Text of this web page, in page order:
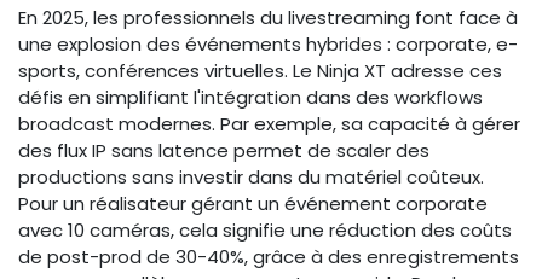
En 2025, les professionnels du livestreaming font face à
une explosion des événements hybrides : corporate, e-
sports, conférences virtuelles. Le Ninja XT adresse ces
défis en simplifiant l'intégration dans des workflows
broadcast modernes. Par exemple, sa capacité à gérer
des flux IP sans latence permet de scaler des
productions sans investir dans du matériel coûteux.
Pour un réalisateur gérant un événement corporate
avec 10 caméras, cela signifie une réduction des coûts
de post-prod de 30-40%, grâce à des enregistrements